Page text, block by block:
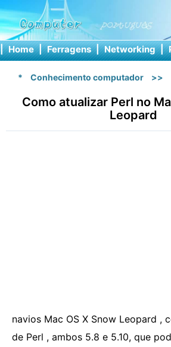
| Home | Ferragens | Networking |
* Conhecimento computador >>
Como atualizar Perl no
Leopard
navios Mac OS X Snow Leopard ,
de Perl , ambos 5.8 e 5.10, que